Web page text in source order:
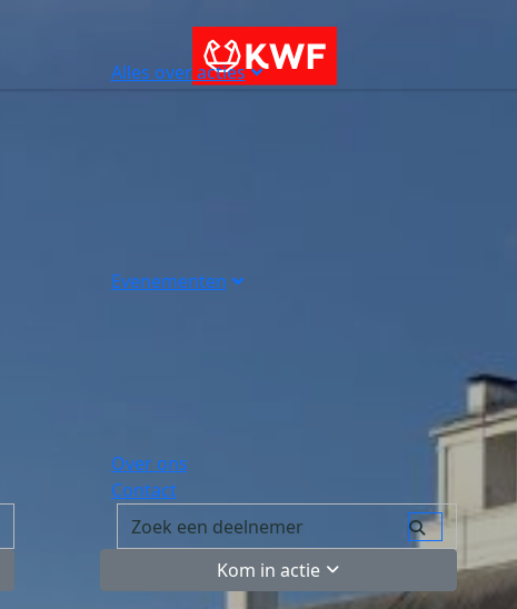
Alles over acties
Evenementen
Over ons
Contact
Kom in actie